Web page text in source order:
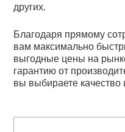
других.
Благодаря прямому
вам максимально
выгодные цены на
гарантию от
вы выбираете качество